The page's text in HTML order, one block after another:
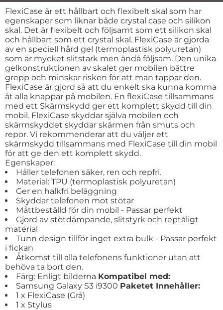
Produktbeskrivning
FlexiCase är ett hållbart och flexibelt skal som har
egenskaper som liknar både crystal case och silikon
skal. Det är flexibelt och följsamt som ett silikon skal
och hållbart som ett crystal skal. FlexiCase är gjorda
av en speciell hård gel (termoplastisk polyuretan)
som är mycket slitstark men ändå följsam. Den unika
gelkonstruktionen av skalet ger mobilen bättre
grepp och minskar risken för att man tappar den.
FlexiCase är gjord så att du enkelt ska kunna komma
åt alla knappar på mobilen. En flexiCase tillsammans
med ett Skärmskydd ger ett komplett skydd till din
mobil. FlexiCase skyddar själva mobilen och
skärmskyddet skyddar skärmen från smuts och
repor. Vi rekommenderar att du väljer ett
skärmskydd tillsammans med FlexiCase till din mobil
för att ge den ett komplett skydd.
Egenskaper:
Håller telefonen säker, ren och repfri.
Material: TPU (termoplastisk polyuretan)
Ger en halkfri beläggning
Skyddar telefonen mot stötar
Måttbeställd för din mobil - Passar perfekt
Gjord av stötdämpande, slitstyrk och reptåligt
material
Tunn design tillför inget extra bulk - Passar perfekt
i fickan
Åtkomst till alla telefonens funktioner utan att
behöva ta bort den.
Färg: Enligt bilderna Kompatibel med:
Samsung Galaxy S3 i9300 Paketet Innehåller:
1 x FlexiCase (Grå)
1 x Stylus